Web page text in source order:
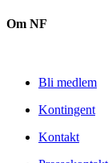
Om NF
Bli medlem
Kontingent
Kontakt